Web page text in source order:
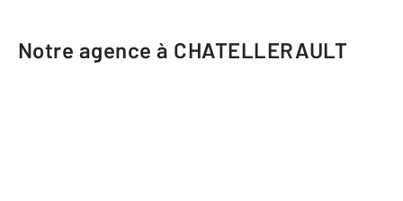
Notre agence à CHATELLERAULT